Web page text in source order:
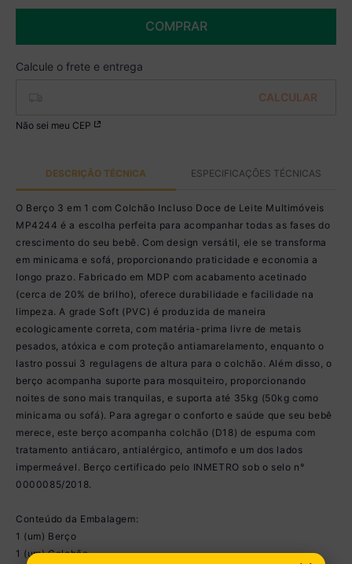
COMPRAR
Não sei meu CEP
DESCRIÇÃO TÉCNICA ESPECIFICAÇÕES TÉCNICAS
O Berço 3 em 1 com Colchão Incluso Doce de Leite Multimóveis
MP4244 é a escolha perfeita para acompanhar todas as fases do
crescimento do seu bebê. Com design versátil, ele se transforma
em minicama e sofá, proporcionando praticidade e economia a
longo prazo. Fabricado em MDP com acabamento acetinado
(cerca de 20% de brilho), oferece durabilidade e facilidade na
limpeza. A grade Soft (PVC) é produzida de maneira
ecologicamente correta, com matéria-prima livre de metais
pesados, atóxica e com proteção antiamarelamento, enquanto o
lastro possui 3 regulagens de altura para o colchão. Além disso, o
berço acompanha suporte para mosquiteiro, proporcionando
noites de sono mais tranquilas, e suporta até 35kg (50kg como
minicama ou sofá). Para agregar o conforto e saúde que seu bebê
merece, este berço acompanha colchão (D18) de espuma com
tratamento antiácaro, antialérgico, antimofo e um dos lados
impermeável. Berço certificado pelo INMETRO sob o selo n°
0000085/2018.
Conteúdo da Embalagem:
1 (um) Berço
1 (um) Colchão